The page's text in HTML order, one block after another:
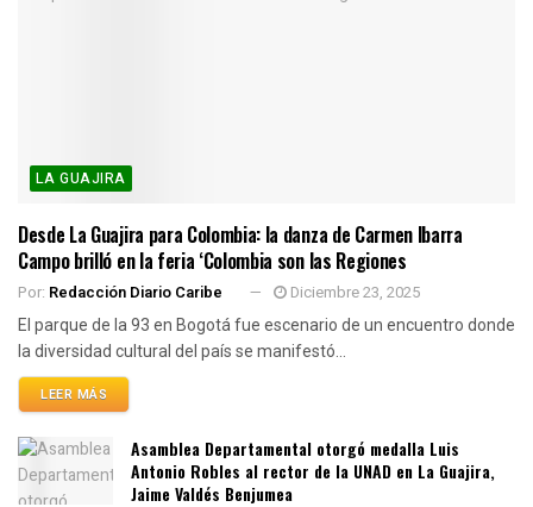
LA GUAJIRA
Desde La Guajira para Colombia: la danza de Carmen Ibarra
Campo brilló en la feria ‘Colombia son las Regiones
Por: Redacción Diario Caribe Diciembre 23, 2025
El parque de la 93 en Bogotá fue escenario de un encuentro donde
la diversidad cultural del país se manifestó...
LEER MÁS
Asamblea Departamental otorgó medalla Luis
Antonio Robles al rector de la UNAD en La Guajira,
Jaime Valdés Benjumea